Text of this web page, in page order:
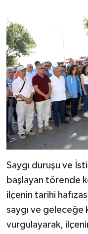
Saygı duruşu ve
başlayan törende
ilçenin tarihi
saygı ve geleceğe
vurgulayarak,